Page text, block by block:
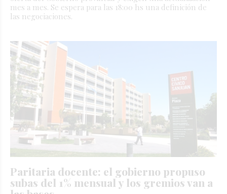
mes a mes. Se espera para las 18:00 hs una definición de
las negociaciones.
Paritaria docente: el gobierno propuso
subas del 1% mensual y los gremios van a